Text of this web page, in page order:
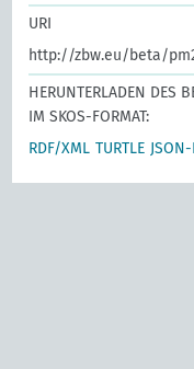
URI
http://zbw.eu/beta/
HERUNTERLADEN DES
IM SKOS-FORMAT:
RDF/XML TURTLE